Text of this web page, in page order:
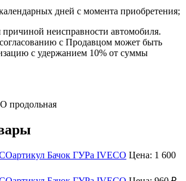
дней с момента приобретения;
причиной неисправности автомобиля.
с Продавцом может быть
с удержанием 10% от суммы
продольная
Бачок ГУРа IVECO Цена: 1 600